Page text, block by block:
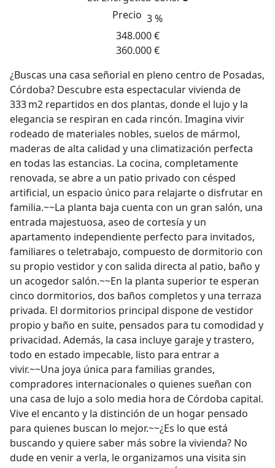
Precio 3 %
348.000 €
360.000 €
¿Buscas una casa señorial en pleno centro de Posadas,
Córdoba? Descubre esta espectacular vivienda de
333 m2 repartidos en dos plantas, donde el lujo y la
elegancia se respiran en cada rincón. Imagina vivir
rodeado de materiales nobles, suelos de mármol,
maderas de alta calidad y una climatización perfecta
en todas las estancias. La cocina, completamente
renovada, se abre a un patio privado con césped
artificial, un espacio único para relajarte o disfrutar en
familia.~~La planta baja cuenta con un gran salón, una
entrada majestuosa, aseo de cortesía y un
apartamento independiente perfecto para invitados,
familiares o teletrabajo, compuesto de dormitorio con
su propio vestidor y con salida directa al patio, baño y
un acogedor salón.~~En la planta superior te esperan
cinco dormitorios, dos baños completos y una terraza
privada. El dormitorios principal dispone de vestidor
propio y baño en suite, pensados para tu comodidad y
privacidad. Además, la casa incluye garaje y trastero,
todo en estado impecable, listo para entrar a
vivir.~~Una joya única para familias grandes,
compradores internacionales o quienes sueñan con
una casa de lujo a solo media hora de Córdoba capital.
Vive el encanto y la distinción de un hogar pensado
para quienes buscan lo mejor.~~¿Es lo que está
buscando y quiere saber más sobre la vivienda? No
dude en venir a verla, le organizamos una visita sin